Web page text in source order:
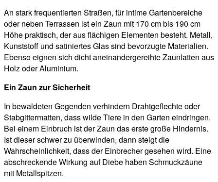
An stark frequentierten Straßen, für intime Gartenbereiche
oder neben Terrassen ist ein Zaun mit 170 cm bis 190 cm
Höhe praktisch, der aus flächigen Elementen besteht. Metall,
Kunststoff und satiniertes Glas sind bevorzugte Materialien.
Ebenso eignen sich dicht aneinandergereihte Zaunlatten aus
Holz oder Aluminium.
Ein Zaun zur Sicherheit
In bewaldeten Gegenden verhindern Drahtgeflechte oder
Stabgittermatten, dass wilde Tiere in den Garten eindringen.
Bei einem Einbruch ist der Zaun das erste große Hindernis.
Ist dieser schwer zu überwinden, dann steigt die
Wahrscheinlichkeit, dass der Einbrecher gesehen wird. Eine
abschreckende Wirkung auf Diebe haben Schmuckzäune
mit Metallspitzen.